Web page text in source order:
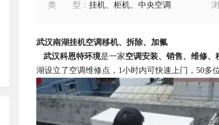
类型 ： 挂机、柜机、中央空调
武汉南湖挂机空调移机、拆除、加氟
武汉科恩特环境是一家空调安装、销售、维修
湖设立了空调维修点，1小时内可快速上门，50多